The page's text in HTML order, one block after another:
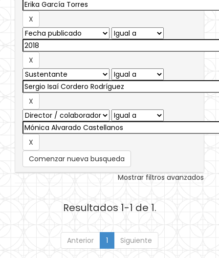
Comenzar nueva busqueda
Mostrar filtros avanzados
Resultados 1-1 de 1.
Anterior 1 Siguiente